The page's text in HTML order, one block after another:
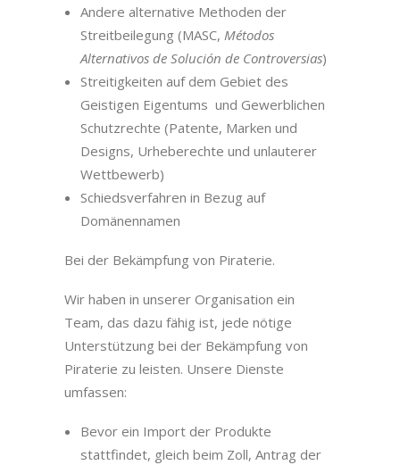
Andere alternative Methoden der
Streitbeilegung (MASC, Métodos
Alternativos de Solución de Controversias)
Streitigkeiten auf dem Gebiet des
Geistigen Eigentums und Gewerblichen
Schutzrechte (Patente, Marken und
Designs, Urheberechte und unlauterer
Wettbewerb)
Schiedsverfahren in Bezug auf
Domänennamen
Bei der Bekämpfung von Piraterie.
Wir haben in unserer Organisation ein
Team, das dazu fähig ist, jede nötige
Unterstützung bei der Bekämpfung von
Piraterie zu leisten. Unsere Dienste
umfassen:
Bevor ein Import der Produkte
stattfindet, gleich beim Zoll, Antrag der